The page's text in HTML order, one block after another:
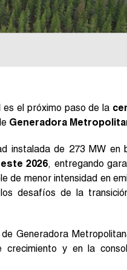
el próximo paso de la
Generadora
instalada de 273 MW en
2026, entregando
de menor intensidad en
desafíos de la
Generadora
y en la